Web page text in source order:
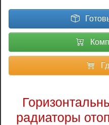
радиаторы